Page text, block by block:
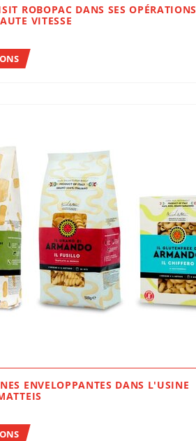
ROBOPAC DANS SES
VITESSE
DANS L'USINE